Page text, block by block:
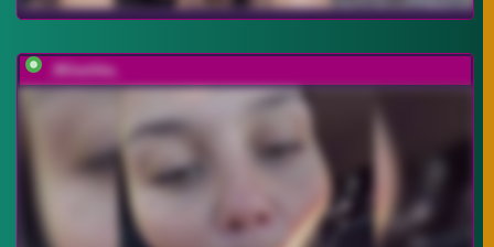
_Milashka_